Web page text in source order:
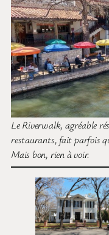
Le Riverwalk, agréable
restaurants, fait parfois
Mais bon, rien à voir.